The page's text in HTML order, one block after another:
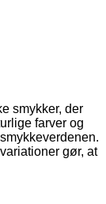
smykker, der
farver og
gør, at